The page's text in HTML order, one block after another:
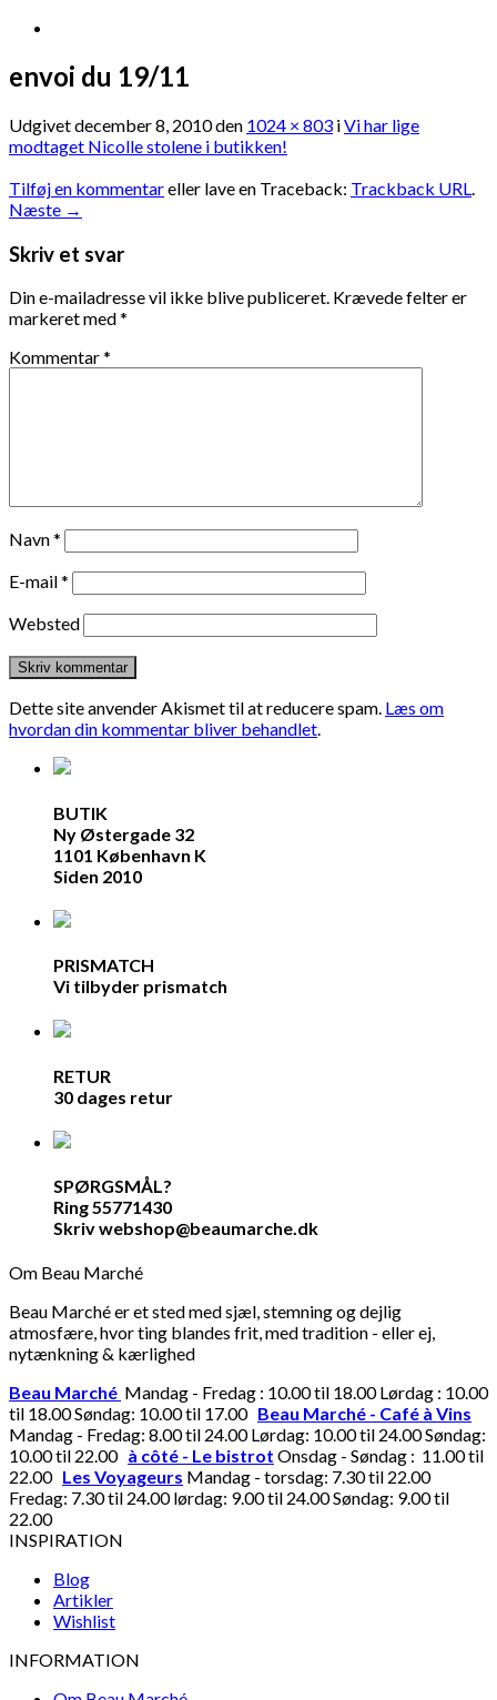
envoi du 19/11
Udgivetdecember 8, 2010den 1024 × 803 iVi har lige
modtaget Nicolle stolene i butikken!
Tilføj en kommentareller lave en Traceback: Trackback URL.
Næste →
Skriv et svar
Din e-mailadresse vil ikke blive publiceret. Krævede felter er
markeret med*
Kommentar*
Navn*
E-mail*
Websted
Dette site anvender Akismet til at reducere spam. Læs om
hvordan din kommentar bliver behandlet.
BUTIK
Ny Østergade 32
1101 København K
Siden 2010
PRISMATCH
Vi tilbyder prismatch
RETUR
30 dages retur
SPØRGSMÅL?
Ring 55771430
Skriv webshop@beaumarche.dk
Om Beau Marché
Beau Marché er et sted med sjæl, stemning og dejlig
atmosfære, hvor ting blandes frit, med tradition - eller ej,
nytænkning & kærlighed
Beau Marché Mandag - Fredag : 10.00 til 18.00 Lørdag : 10.00
til 18.00 Søndag: 10.00 til 17.00 Beau Marché - Café à Vins
Mandag - Fredag: 8.00 til 24.00 Lørdag: 10.00 til 24.00 Søndag:
10.00 til 22.00 à côté - Le bistrot Onsdag - Søndag : 11.00 til
22.00 Les Voyageurs Mandag - torsdag: 7.30 til 22.00
Fredag: 7.30 til 24.00 lørdag: 9.00 til 24.00 Søndag: 9.00 til
22.00
INSPIRATION
Blog
Artikler
Wishlist
INFORMATION